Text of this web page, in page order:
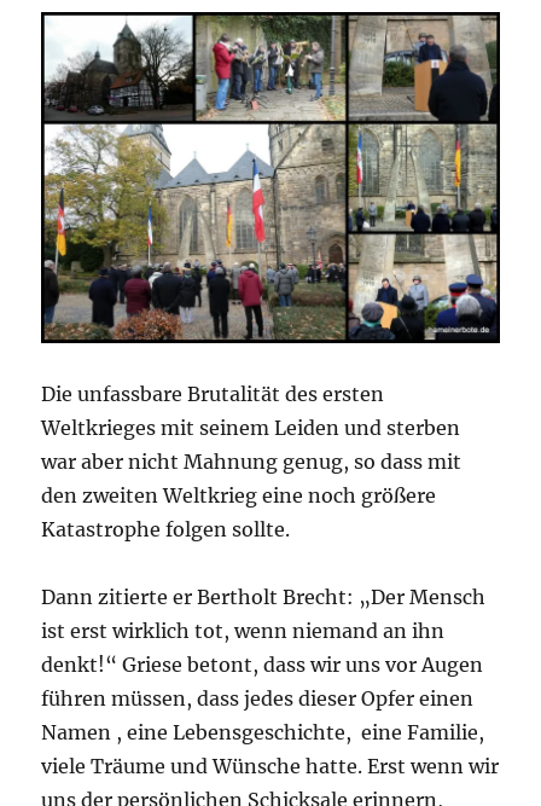
Die unfassbare Brutalität des ersten
Weltkrieges mit seinem Leiden und sterben
war aber nicht Mahnung genug, so dass mit
den zweiten Weltkrieg eine noch größere
Katastrophe folgen sollte.
Dann zitierte er Bertholt Brecht: „Der Mensch
ist erst wirklich tot, wenn niemand an ihn
denkt!“ Griese betont, dass wir uns vor Augen
führen müssen, dass jedes dieser Opfer einen
Namen , eine Lebensgeschichte, eine Familie,
viele Träume und Wünsche hatte. Erst wenn wir
uns der persönlichen Schicksale erinnern,